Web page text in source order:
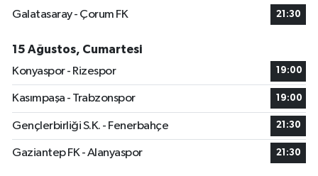
Galatasaray - Çorum FK
21:30
15 Ağustos, Cumartesi
Konyaspor - Rizespor
19:00
Kasımpaşa - Trabzonspor 19:00
Gençlerbirliği S.K. - Fenerbahçe 21:30
Gaziantep FK - Alanyaspor 21:30